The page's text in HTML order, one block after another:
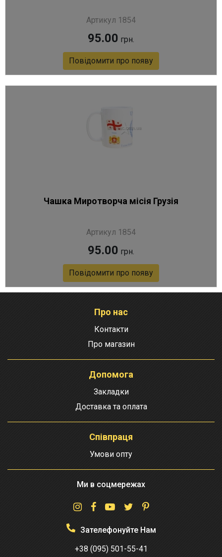
Артикул 1854
95.00 грн.
Повідомити про появу
Чашка Миротворча місія Грузія
Артикул 1854
95.00 грн.
Повідомити про появу
Про нас
Контакти
Про магазин
Допомога
Закладки
Доставка та оплата
Співпраця
Умови опту
Ми в соцмережах
Зателефонуйте Нам
+38 (095) 501-55-41